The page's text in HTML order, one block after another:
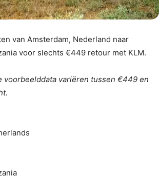
van Amsterdam, Nederland naar
voor slechts €449 retour met KLM.
voorbeelddata variëren tussen €449 en